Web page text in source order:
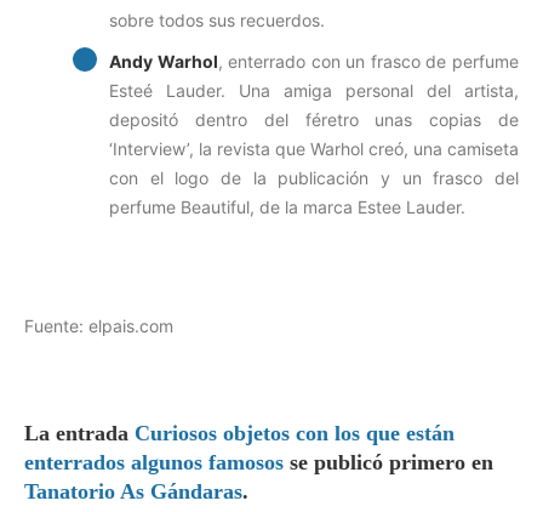
sobre todos sus recuerdos.
Andy Warhol, enterrado con un frasco de perfume
Esteé Lauder. Una amiga personal del artista,
depositó dentro del féretro unas copias de
‘Interview’, la revista que Warhol creó, una camiseta
con el logo de la publicación y un frasco del
perfume Beautiful, de la marca Estee Lauder.
Fuente: elpais.com
La entrada Curiosos objetos con los que están
enterrados algunos famosos se publicó primero en
Tanatorio As Gándaras.